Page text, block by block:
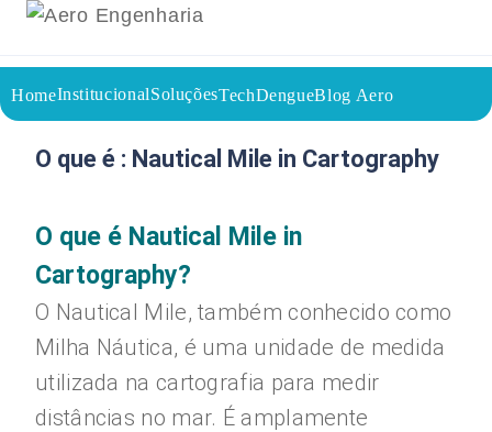
HomeInstitucionalSoluçõesTechDengueBlog Aero
08/08/2023
Voltar a página inicial do blog
O que é : Nautical Mile in Cartography
O que é Nautical Mile in
Cartography?
O Nautical Mile, também conhecido como
Milha Náutica, é uma unidade de medida
utilizada na cartografia para medir
distâncias no mar. É amplamente